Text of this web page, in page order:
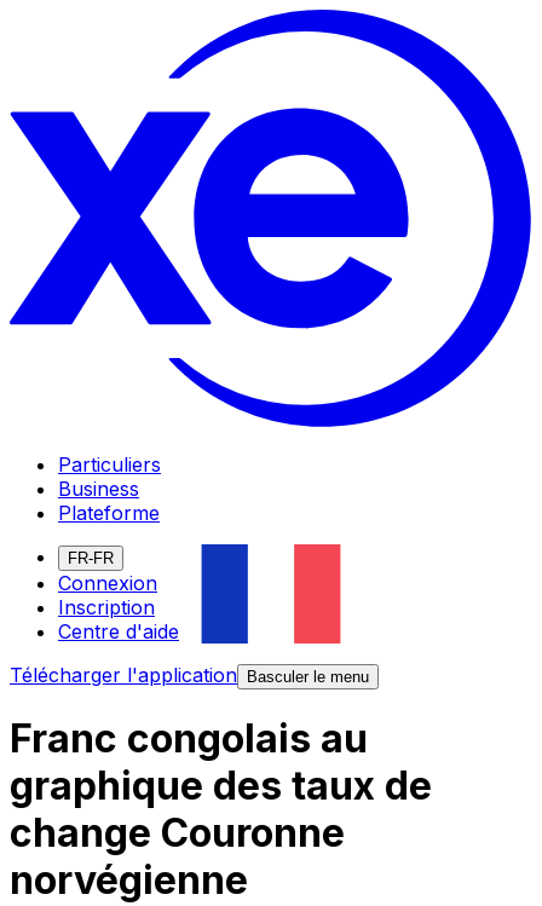
Particuliers
Business
Plateforme
FR-FR
Connexion
Inscription
Centre d'aide
Télécharger l'application
Basculer le menu
Franc congolais au
graphique des taux de
change Couronne
norvégienne